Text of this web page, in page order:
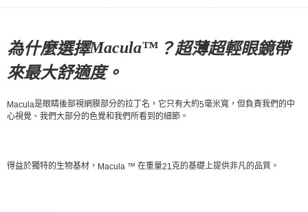
宅配
每筆NT$130，滿NT$10,000(含以上)免運費
為什麼選擇Macula™ ？超薄超輕眼鏡帶
來最大舒適度。
Macula是眼睛後部視網膜部分的拉丁名，它只有大約5毫米寬，但負責我們的中
心視覺、我們大部分的色覺和我們所看到的細節。
得益於獨特的生物基材， Macula ™ 在重量21克的基礎上提供非凡的品質。